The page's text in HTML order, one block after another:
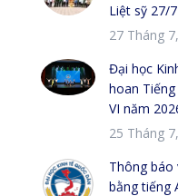
Liệt sỹ 27/7
27 Tháng
Đại học
hoan
VI năm
25 Tháng
Thông báo
bằng tiếng